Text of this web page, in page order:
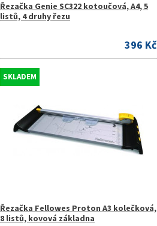
Řezačka Genie SC322 kotoučová, A4, 5
listů, 4 druhy řezu
396 Kč
SKLADEM
Řezačka Fellowes Proton A3 kolečková,
8 listů, kovová základna